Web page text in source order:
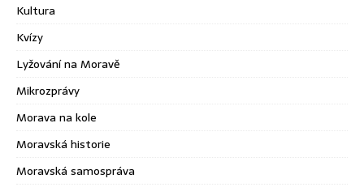
Kultura
Kvízy
Lyžování na Moravě
Mikrozprávy
Morava na kole
Moravská historie
Moravská samospráva